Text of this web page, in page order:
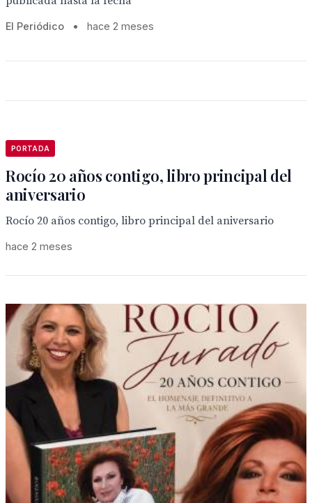
El Periódico • hace 2 meses
PORTADA
Rocío 20 años contigo, libro principal del
aniversario
Rocío 20 años contigo, libro principal del aniversario
hace 2 meses